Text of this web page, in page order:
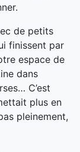
de petits
finissent par
espace de
dans
C’est
plus en
pleinement,